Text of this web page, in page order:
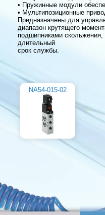
• Пружинные модули
• Мультипозиционные
Предназначены для
диапазон крутящего
подшипниками
длительный
срок службы.
NA54-015-02